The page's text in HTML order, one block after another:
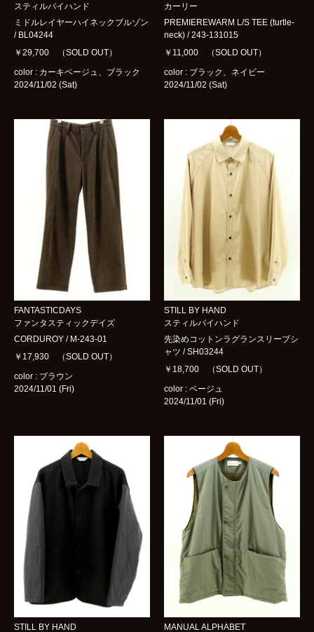
スティルバイハンド
ミドルレイヤーハイネックブルゾン
/ BL04244
￥29,700 （SOLD OUT）
color : カーキベージュ、ブラック
2024/11/02 (Sat)
カーリー
PREMIEREWARM L/S TEE (turtle-
neck) / 243-131015
￥11,000 （SOLD OUT）
color : ブラック、ネイビー
2024/11/02 (Sat)
FANTASTICDAYS
ファンタスティックデイズ
CORDUROY / M-243-01
￥17,930 （SOLD OUT）
color : ブラウン
2024/11/01 (Fri)
STILL BY HAND
スティルバイハンド
先染めコットンラグランスリーブシ
ャツ / SH03244
￥18,700 （SOLD OUT）
color : ベージュ
2024/11/01 (Fri)
STILL BY HAND MANUAL ALPHABET